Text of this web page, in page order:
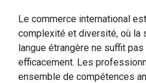
Le commerce international
complexité et diversité, où la
langue étrangère ne suffit
efficacement. Les
ensemble de compétences